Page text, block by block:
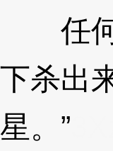
任何
下杀出
星。”